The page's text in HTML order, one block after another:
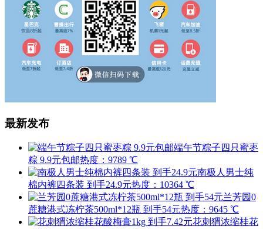
最新发布
端午节粽子四只蜜枣
粽 9.9元包邮热度：9789 ℃
南极人男士纯
棉内裤四条装 到手24.9元热度：10364 ℃
兰芳园0
蔗糖港式冻柠茶500ml*12瓶 到手54元热度：9645 ℃
花刺猬浓缩桂花